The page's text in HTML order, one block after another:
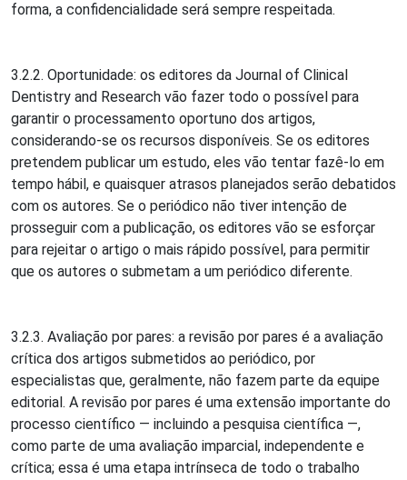
forma, a confidencialidade será sempre respeitada.
3.2.2. Oportunidade: os editores da Journal of Clinical
Dentistry and Research vão fazer todo o possível para
garantir o processamento oportuno dos artigos,
considerando-se os recursos disponíveis. Se os editores
pretendem publicar um estudo, eles vão tentar fazê-lo em
tempo hábil, e quaisquer atrasos planejados serão debatidos
com os autores. Se o periódico não tiver intenção de
prosseguir com a publicação, os editores vão se esforçar
para rejeitar o artigo o mais rápido possível, para permitir
que os autores o submetam a um periódico diferente.
3.2.3. Avaliação por pares: a revisão por pares é a avaliação
crítica dos artigos submetidos ao periódico, por
especialistas que, geralmente, não fazem parte da equipe
editorial. A revisão por pares é uma extensão importante do
processo científico — incluindo a pesquisa científica —,
como parte de uma avaliação imparcial, independente e
crítica; essa é uma etapa intrínseca de todo o trabalho